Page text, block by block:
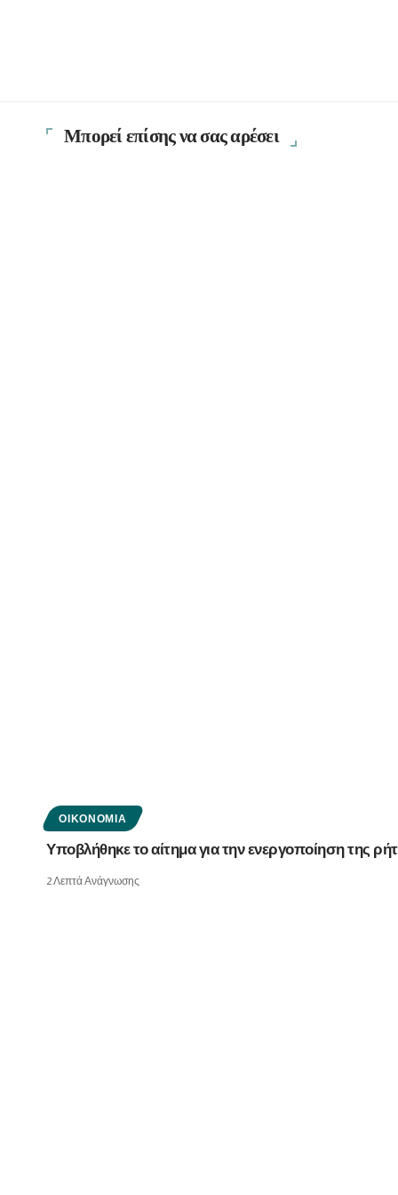
Μπορεί επίσης να σας αρέσει
ΟΙΚΟΝΟΜΊΑ
Υποβλήθηκε το αίτημα για την ενεργοποίηση της
2 Λεπτά Ανάγνωσης